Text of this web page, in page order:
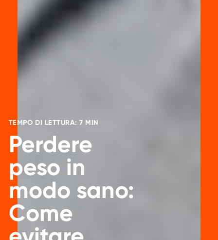
TEMPO DI LETTURA: 7 MIN
Perdere
peso in
modo sano:
Come